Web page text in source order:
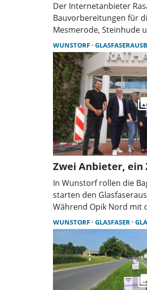
Der Internetanbieter
Bauvorbereitungen für
Mesmerode, Steinhude
der Kernstadt gestartet.
entsprechende
worden. Dort wird nun
Unterdessen wehrt sich
gegen Vorwürfe.
WUNSTORF
Zwei Anbieter, ein
In Wunstorf rollen die
starten den
Während Opik Nord mit
setzt Rasannnt ebenfalls
Ärger des
Bauarbeiten eigentlich
WUNSTORF GLASFASER